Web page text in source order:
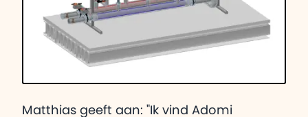
Matthias geeft aan: "Ik vind Adomi